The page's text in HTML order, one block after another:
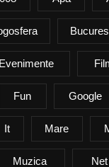
Evenimente
Fun Google
It Mare
Muzica Net